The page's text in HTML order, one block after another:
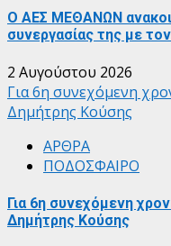
Ο ΑΕΣ ΜΕΘΑΝΩΝ
συνεργασίας της με
2 Αυγούστου 2026
Για 6η συνεχόμενη
Δημήτρης Κούσης
ΑΡΘΡΑ
ΠΟΔΟΣΦΑΙΡΟ
Για 6η συνεχόμενη
Δημήτρης Κούσης